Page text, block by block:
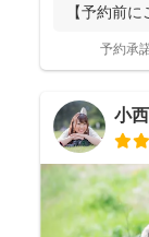
【予約前
予約承
小